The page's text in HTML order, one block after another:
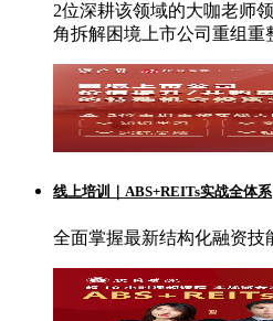
2位深耕该领域的大咖老师
角拆解困境上市公司重组重
线上培训｜ABS+REITs实战全体系
全面掌握最新结构化融资技